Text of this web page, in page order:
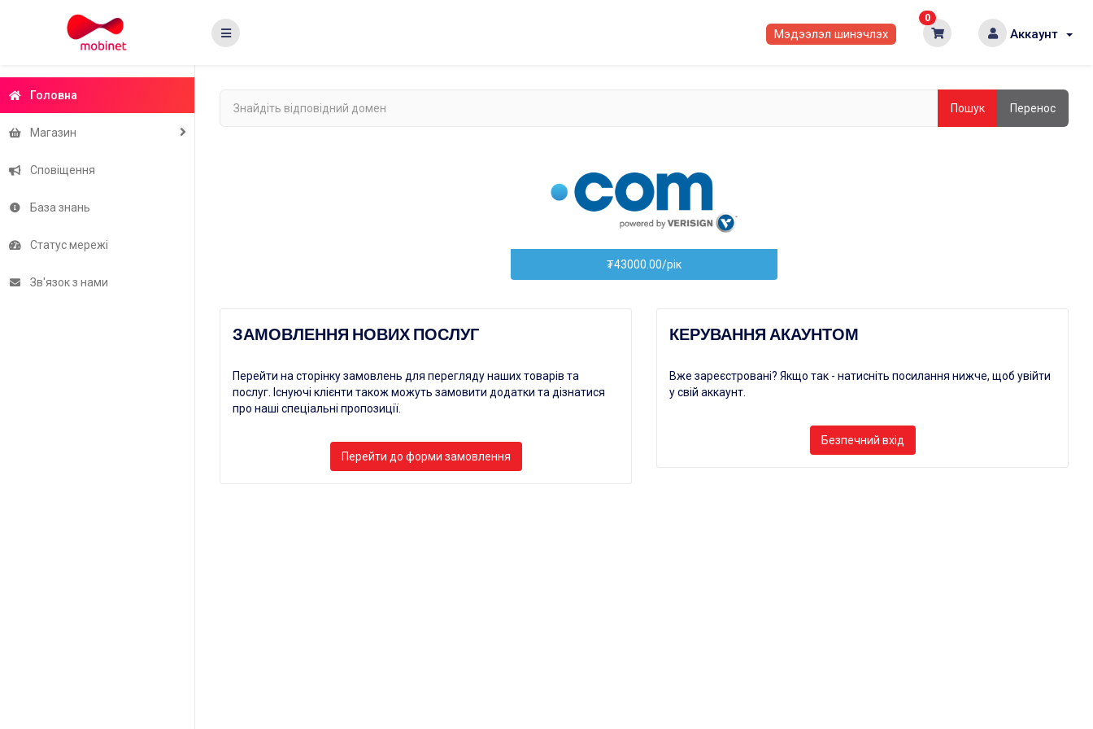
Мэдээлэл шинэчлэх
0
Аккаунт
Головна
Магазин
Сповіщення
База знань
Статус мережі
Зв'язок з нами
Пошук Перенос
₮43000.00/рік
ЗАМОВЛЕННЯ НОВИХ ПОСЛУГ
Перейти на сторінку замовлень для перегляду наших товарів та
послуг. Існуючі клієнти також можуть замовити додатки та дізнатися
про наші спеціальні пропозиції.
КЕРУВАННЯ АКАУНТОМ
Вже зареєстровані? Якщо так - натисніть посилання нижче, щоб увійти
у свій аккаунт.